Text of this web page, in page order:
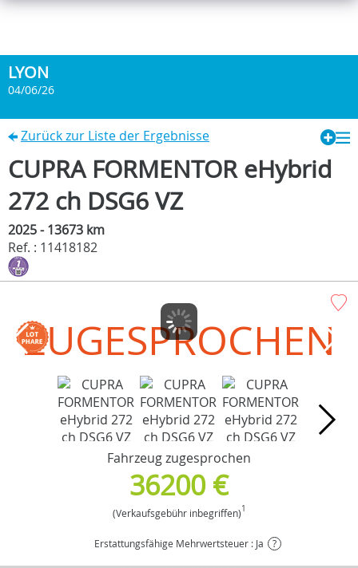
LYON
04/06/26
Zurück zur Liste der Ergebnisse
CUPRA FORMENTOR eHybrid
272 ch DSG6 VZ
2025 - 13673 km
Ref. : 11418182
ZUGESPROCHEN
Fahrzeug zugesprochen
36200 €
(Verkaufsgebühr inbegriffen)1
Erstattungsfähige Mehrwertsteuer : Ja ?